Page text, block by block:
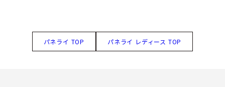
パネライ TOP パネライ レディース TOP